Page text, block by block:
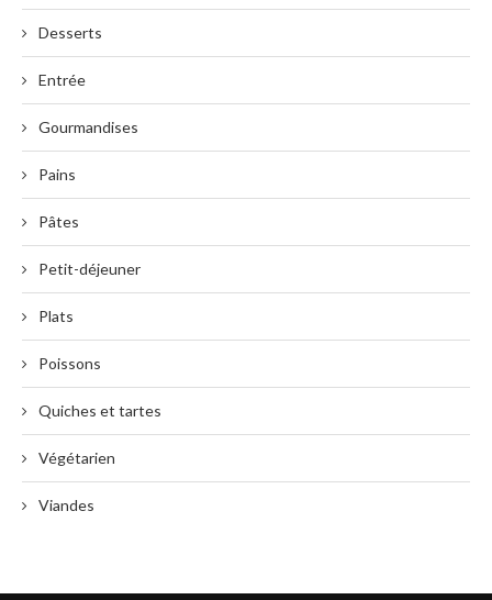
Desserts
Entrée
Gourmandises
Pains
Pâtes
Petit-déjeuner
Plats
Poissons
Quiches et tartes
Végétarien
Viandes